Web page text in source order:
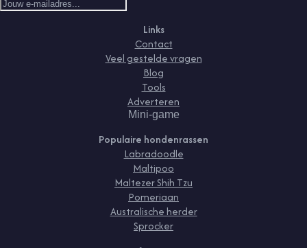
Links
Contact
Veel gestelde vragen
Blog
Tools
Adverteren
Mini-game
Populaire hondenrassen
Labradoodle
Maltipoo
Maltezer Shih Tzu
Pomeriaan
Australische herder
Sprocker